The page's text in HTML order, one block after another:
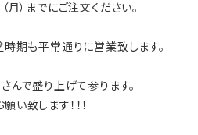
月）までにご注文ください。
期も平常通りに営業致します。
んで盛り上げて参ります。
致します！！！